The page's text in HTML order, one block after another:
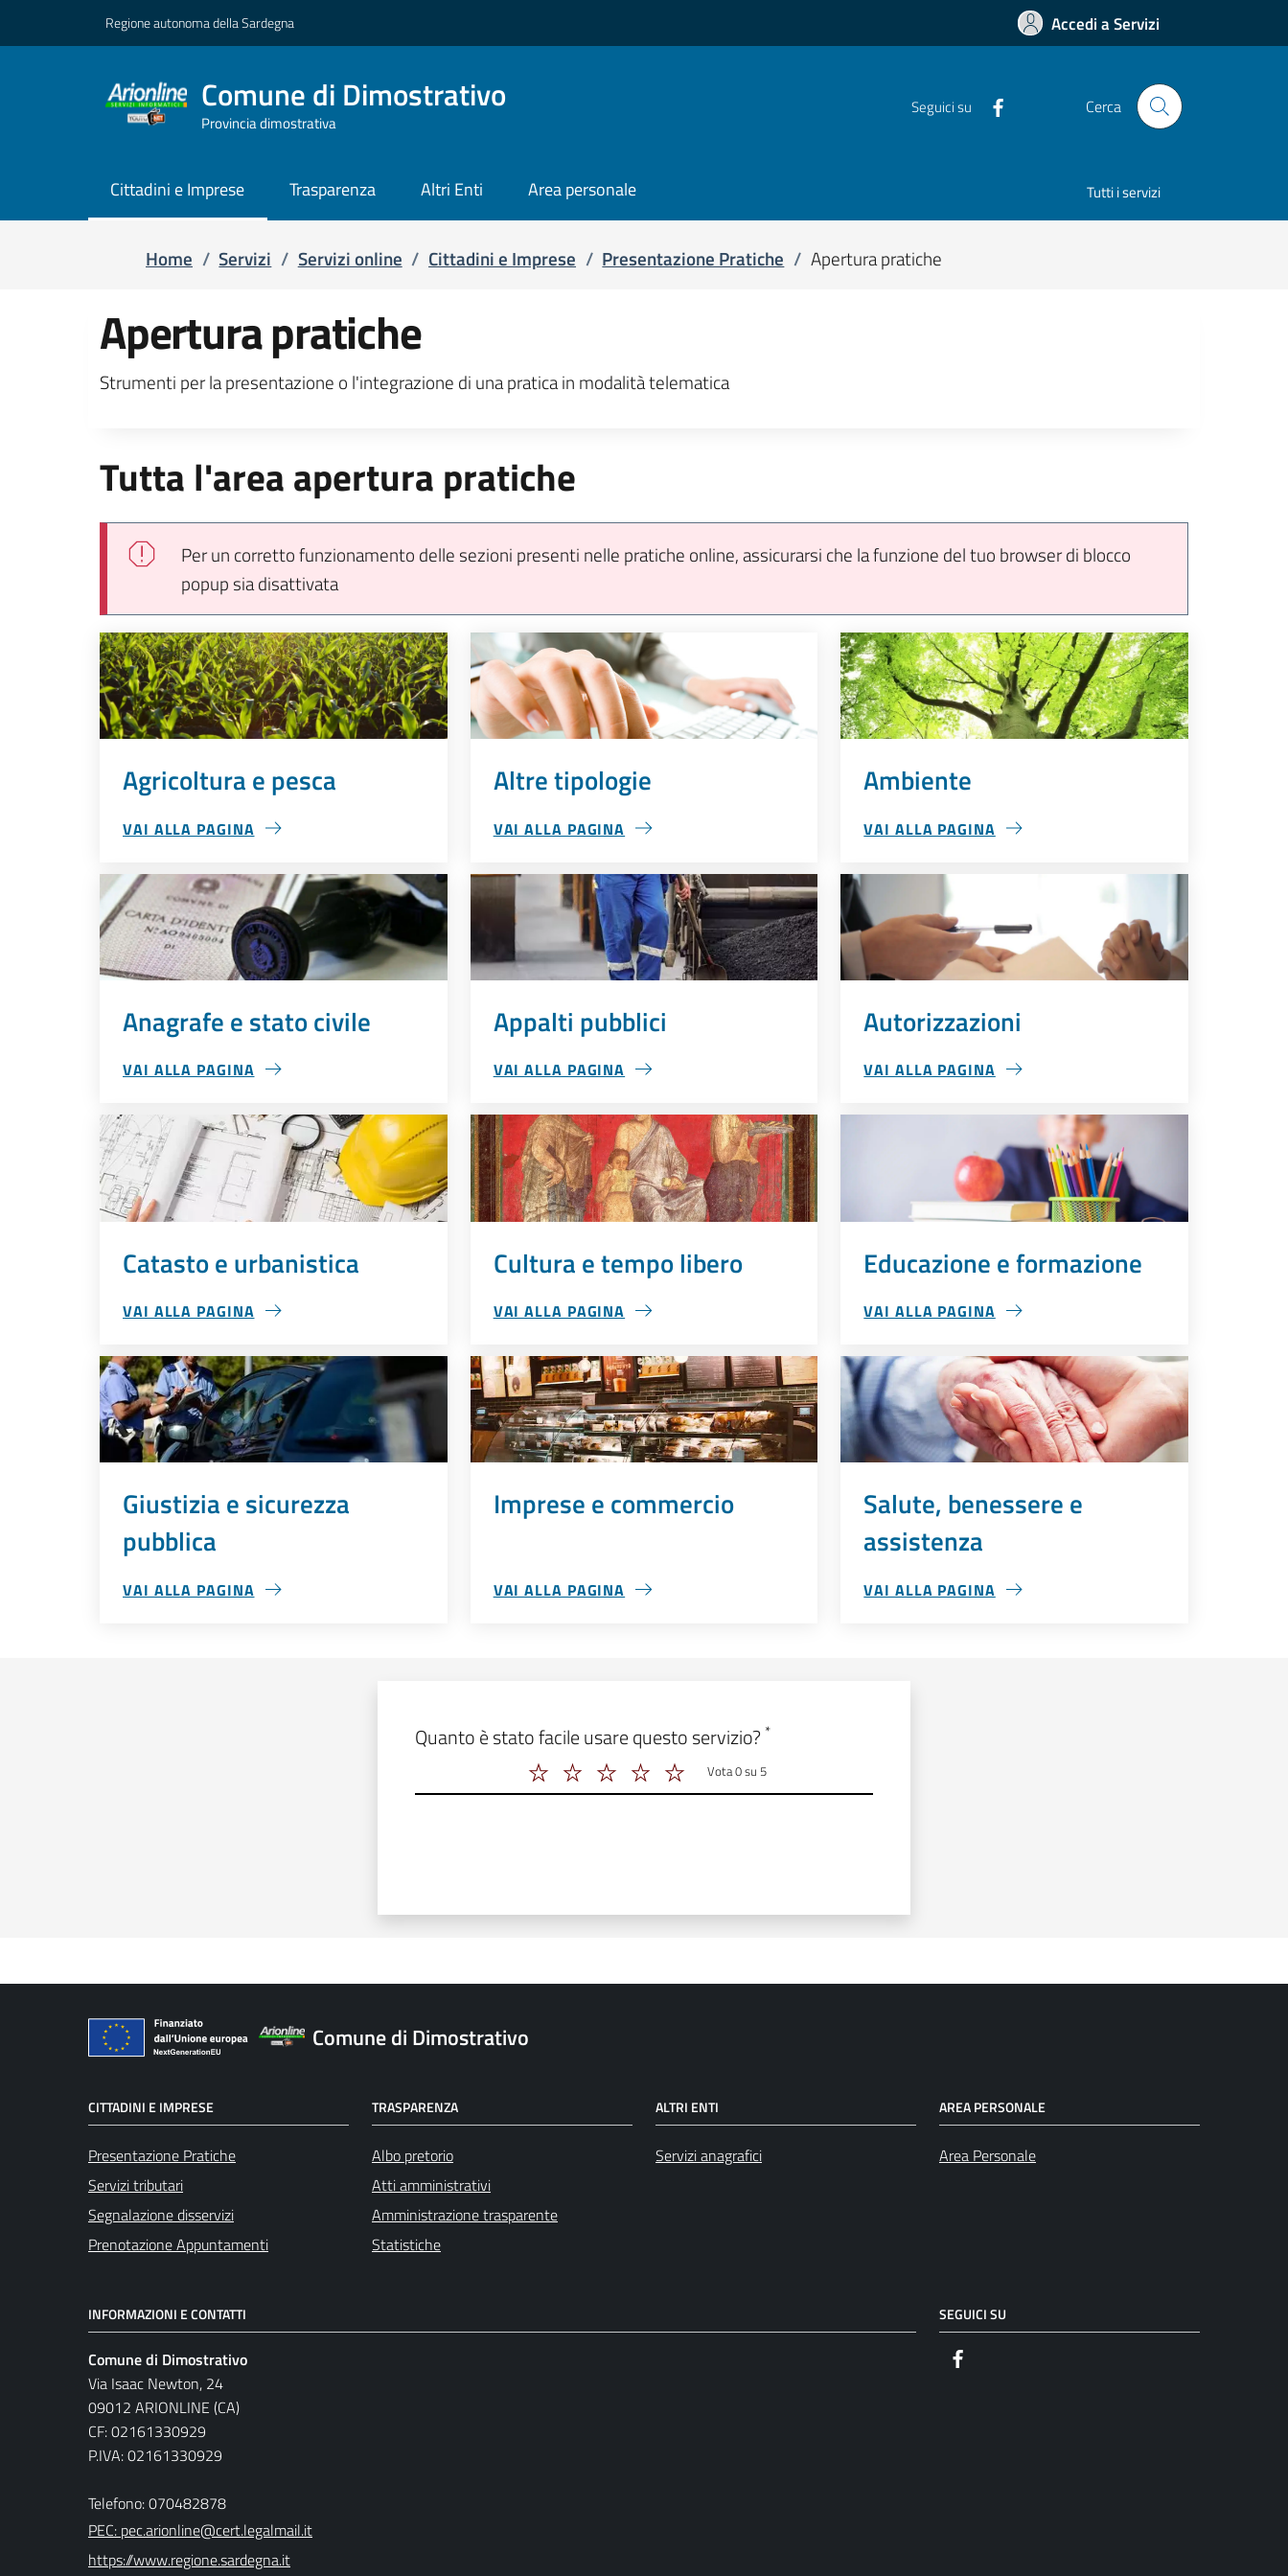
Regione autonoma della Sardegna Accedi a Servizi
Comune di Dimostrativo
Provincia dimostrativa
Seguici su Cerca
Cittadini e Imprese Trasparenza Altri Enti Area personale Tutti i servizi
Home / Servizi / Servizi online / Cittadini e Imprese / Presentazione Pratiche / Apertura pratiche
Apertura pratiche
Strumenti per la presentazione o l'integrazione di una pratica in modalità telematica
Tutta l'area apertura pratiche
Per un corretto funzionamento delle sezioni presenti nelle pratiche online, assicurarsi che la funzione del tuo browser di blocco
popup sia disattivata
Agricoltura e pesca
VAI ALLA PAGINA
AGRICOLTURA E PESCA
Altre tipologie
VAI ALLA PAGINA
ALTRE TIPOLOGIE
Ambiente
VAI ALLA PAGINA
AMBIENTE
Anagrafe e stato civile
VAI ALLA PAGINA
ANAGRAFE E STATO CIVILE
Appalti pubblici
VAI ALLA PAGINA
APPALTI PUBBLICI
Autorizzazioni
VAI ALLA PAGINA
AUTORIZZAZIONI
Catasto e urbanistica
VAI ALLA PAGINA
CATASTO E URBANISTICA
Cultura e tempo libero
VAI ALLA PAGINA
CULTURA E TEMPO LIBERO
Educazione e formazione
VAI ALLA PAGINA
EDUCAZIONE E FORMAZIONE
Giustizia e sicurezza
pubblica
VAI ALLA PAGINA
GIUSTIZIA E SICUREZZA PUBBLICA
Imprese e commercio
VAI ALLA PAGINA
IMPRESE E COMMERCIO
Salute, benessere e
assistenza
VAI ALLA PAGINA
SALUTE, BENESSERE E ASSISTENZA
Quanto è stato facile usare questo servizio? *
Vota 2 su 5
Vota 3 su 5
Vota 4 su 5
Vota 5 su 5
Vota 6 su 5
Vota 0 su 5
Comune di Dimostrativo
CITTADINI E IMPRESE
Presentazione Pratiche
Servizi tributari
Segnalazione disservizi
Prenotazione Appuntamenti
TRASPARENZA
Albo pretorio
Atti amministrativi
Amministrazione trasparente
Statistiche
ALTRI ENTI
Servizi anagrafici
AREA PERSONALE
Area Personale
INFORMAZIONI E CONTATTI
Comune di Dimostrativo
Via Isaac Newton, 24
09012 ARIONLINE (CA)
CF: 02161330929
P.IVA: 02161330929
Telefono: 070482878
PEC: pec.arionline@cert.legalmail.it
https://www.regione.sardegna.it
SEGUICI SU